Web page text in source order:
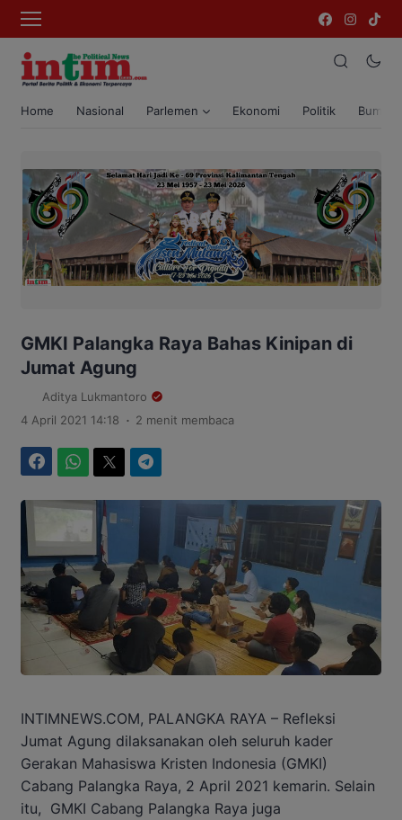
Home Nasional Parlemen Ekonomi Politik Bumi
GMKI Palangka Raya Bahas Kinipan di
Jumat Agung
Aditya Lukmantoro
4 April 2021 14:18 . 2 menit membaca
INTIMNEWS.COM, PALANGKA RAYA – Refleksi
Jumat Agung dilaksanakan oleh seluruh kader
Gerakan Mahasiswa Kristen Indonesia (GMKI)
Cabang Palangka Raya, 2 April 2021 kemarin. Selain
itu, GMKI Cabang Palangka Raya juga